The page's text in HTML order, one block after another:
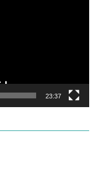
23:37